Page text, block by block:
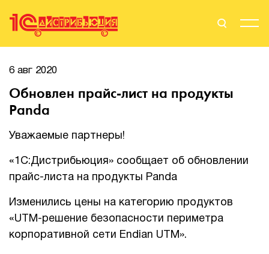
Поиск
Стать Партнером
Вендоры
Партнерам
События
6 авг 2020
Обновлен прайс-лист на продукты
Panda
Уважаемые партнеры!
«1С:Дистрибьюция» сообщает об обновлении
прайс-листа на продукты Panda
Изменились цены на категорию продуктов
«UTM-решение безопасности периметра
корпоративной сети Endian UTM».